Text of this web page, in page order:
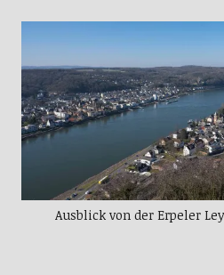
Ausblick von der Erpeler